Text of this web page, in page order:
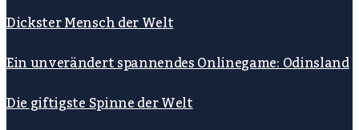
Dickster Mensch der Welt
Ein unverändert spannendes Onlinegame: Odinsland
Die giftigste Spinne der Welt